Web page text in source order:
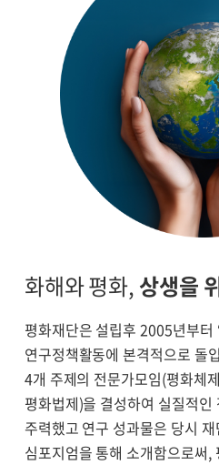
화해와 평화,상생을
평화재단은 설립후 2005년부터
연구정책활동에 본격적으로 돌
4개 주제의 전문가모임(평화체
평화법제)을 결성하여 실질적
주력했고 연구 성과물은 당시
심포지엄을 통해 소개함으로써